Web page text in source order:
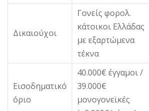
Δικαιούχοι
Γονείς φορολ.
κάτοικοι Ελλάδας
με εξαρτώμενα
τέκνα
Εισοδηματικό
όριο
40.000€ έγγαμοι /
39.000€
μονογονεϊκές